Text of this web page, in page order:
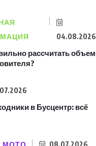
04.08.2026
рассчитать объем
в Бусцентр: всё